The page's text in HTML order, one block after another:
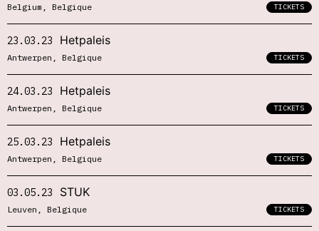
Belgium, Belgique TICKETS
23.03.23 Hetpaleis
Antwerpen, Belgique TICKETS
24.03.23 Hetpaleis
Antwerpen, Belgique TICKETS
25.03.23 Hetpaleis
Antwerpen, Belgique TICKETS
03.05.23 STUK
Leuven, Belgique TICKETS